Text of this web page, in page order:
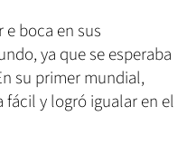
boca en sus
ya que se esperaba
su primer mundial,
y logró igualar en el